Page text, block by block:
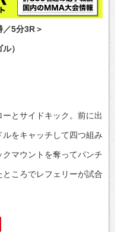
5分3R＞
）
とサイドキック。前に出
をキャッチして四つ組み
マウントを奪ってパンチ
ころでレフェリーが試合